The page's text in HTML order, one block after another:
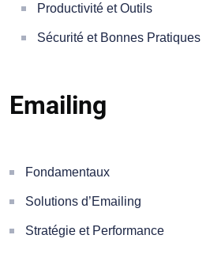
Productivité et Outils
Sécurité et Bonnes Pratiques
Emailing
Fondamentaux
Solutions d’Emailing
Stratégie et Performance